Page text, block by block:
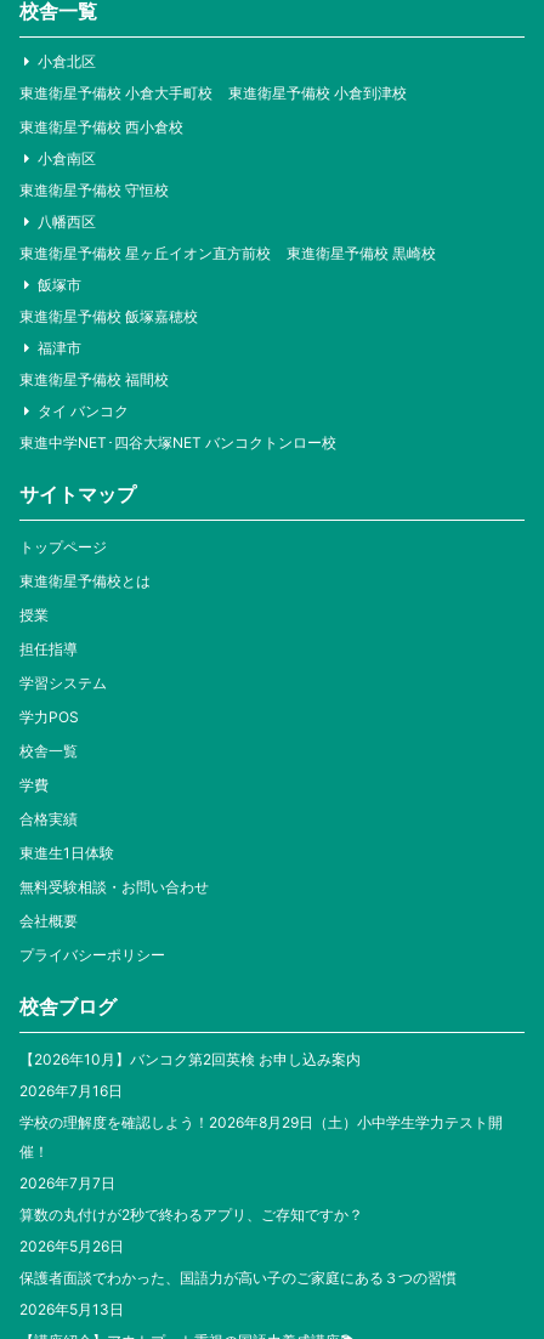
校舎一覧
小倉北区
東進衛星予備校 小倉大手町校
東進衛星予備校 小倉到津校
東進衛星予備校 西小倉校
小倉南区
東進衛星予備校 守恒校
八幡西区
東進衛星予備校 星ヶ丘イオン直方前校
東進衛星予備校 黒崎校
飯塚市
東進衛星予備校 飯塚嘉穂校
福津市
東進衛星予備校 福間校
タイ バンコク
東進中学NET･四谷大塚NET バンコクトンロー校
サイトマップ
トップページ
東進衛星予備校とは
授業
担任指導
学習システム
学力POS
校舎一覧
学費
合格実績
東進生1日体験
無料受験相談・お問い合わせ
会社概要
プライバシーポリシー
校舎ブログ
【2026年10月】バンコク第2回英検 お申し込み案内
2026年7月16日
学校の理解度を確認しよう！2026年8月29日（土）小中学生学力テスト開
催！
2026年7月7日
算数の丸付けが2秒で終わるアプリ、ご存知ですか？
2026年5月26日
保護者面談でわかった、国語力が高い子のご家庭にある３つの習慣
2026年5月13日